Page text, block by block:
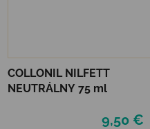
COLLONIL NILFETT
NEUTRÁLNY 75 ml
9,50 €